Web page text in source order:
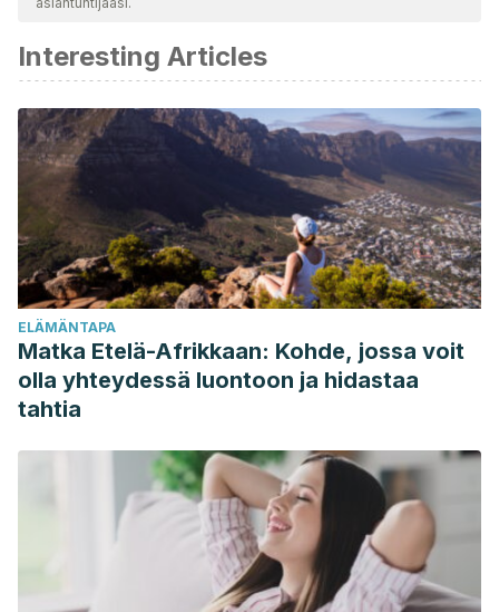
Fernández, A., & Federación Española de Actividades
Dirigidas y Fitness. (n.d.). Sentadilla profunda: Ejercicio
clave para mejor forma y función del tren inferior.
Retrieved January 16, 2019, from
http://www.fedamadrid.com/sentadilla-profunda-ejercicio-
clave-para-mejor-forma-y-funcion-del-tren-inferior/
Fry, A. C., Smith, J. C., & Schilling, B. K. (2003). Effect of
knee position on hip and knee torques during the barbell
squat. Journal of strength and conditioning research, 17(4),
629–633. https://pubmed.ncbi.nlm.nih.gov/14636100/
Strengthening your core: Right and wrong ways to do
lunges, squats, and planks. 2011. Harvard Health Publishing.
core-right-and-wrong-ways-to-do-lunges-squats-and-
planks-201106292810
Interesting Articles
ELÄMÄNTAPA
Matka Etelä-Afrikkaan: Kohde, jossa voit
olla yhteydessä luontoon ja hidastaa
tahtia